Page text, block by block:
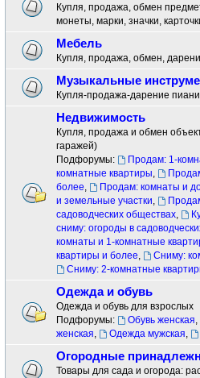
Купля, продажа, обмен
монеты, марки, значки,
Мебель
Купля, продажа, обмен,
Музыкальные
Купля-продажа-дарение
Недвижимость
Купля, продажа и обмен
гаражей)
Подфорумы:
Продам: 1-
комнатные квартиры,
более, Продам: комнаты и
и земельные участки,
садоводческих обществах,
сниму: огороды в
комнаты и 1-комнатные
квартиры и более, Сниму:
Сниму: 2-комнатные
Одежда и обувь
Одежда и обувь для взрослых
Подфорумы:
Обувь женская,
женская, Одежда мужская,
Огородные
Товары для сада и огорода: